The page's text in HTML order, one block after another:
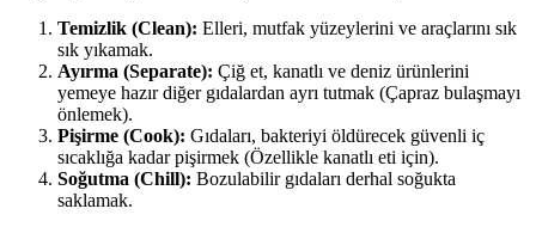
Temizlik (Clean): Elleri, mutfak yüzeylerini ve araçlarını sık
sık yıkamak.
Ayırma (Separate): Çiğ et, kanatlı ve deniz ürünlerini
yemeye hazır diğer gıdalardan ayrı tutmak (Çapraz bulaşmayı
önlemek).
Pişirme (Cook): Gıdaları, bakteriyi öldürecek güvenli iç
sıcaklığa kadar pişirmek (Özellikle kanatlı eti için).
Soğutma (Chill): Bozulabilir gıdaları derhal soğukta
saklamak.